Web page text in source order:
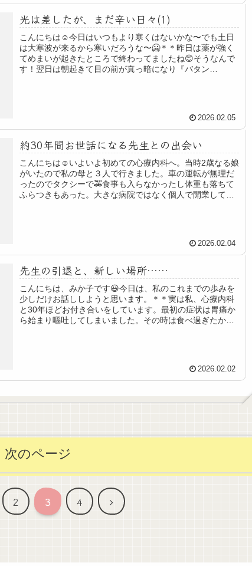
光は差したが、まだ辛い日々(1)
こんにちは☺️今日はいつもより寒くはないかな〜でも土日
は大寒波が来るから寒いだろうな〜🥶＊＊昨日は薬が強く
てめまいが起きたところで終わってましたね😊そうなんで
す！翌日は朝起きて目の前が真っ暗になり『バタン
2026.02.05
約30年間お世話になる先生との出会い
こんにちは☺️いよいよ初めての心療内科へ。当時2歳なる娘
がいたので私の母と３人で行きました。車の運転が無理だ
ったのでタクシーで🚕食事も入らなかったし体重も落ちて
ふらつきもあった。大きな病院ではなく個人で開業してる
2026.02.04
先生の引退と、新しい場所……
こんにちは、みか子です😃今日は、私のこれまでの歩みを
少しだけお話ししようと思います。＊＊実は私、心療内科
と30年ほどお付き合いをしています。最初の症状は胃痛か
ら始まり嘔吐してしまいました。その時は食べ過ぎたか
2026.02.02
次のページ
2 3 4
次